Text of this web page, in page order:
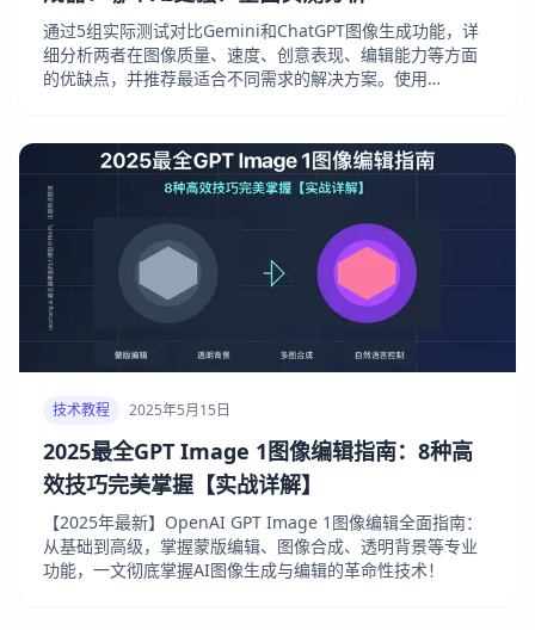
通过5组实际测试对比Gemini和ChatGPT图像生成功能，详
细分析两者在图像质量、速度、创意表现、编辑能力等方面
的优缺点，并推荐最适合不同需求的解决方案。使用
技术教程 2025年5月15日
2025最全GPT Image 1图像编辑指南：8种高
效技巧完美掌握【实战详解】
【2025年最新】OpenAI GPT Image 1图像编辑全面指南：
从基础到高级，掌握蒙版编辑、图像合成、透明背景等专业
功能，一文彻底掌握AI图像生成与编辑的革命性技术！